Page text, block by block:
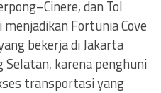
dan Tol
Fortunia Cove
bekerja di Jakarta
Selatan, karena penghuni
transportasi yang